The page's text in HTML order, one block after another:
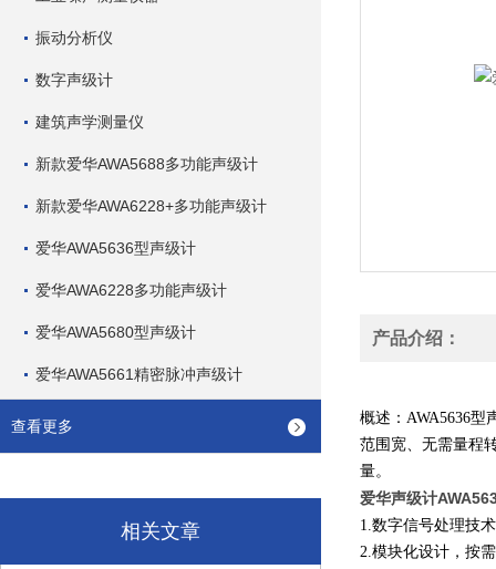
振动分析仪
数字声级计
建筑声学测量仪
新款爱华AWA5688多功能声级计
新款爱华AWA6228+多功能声级计
爱华AWA5636型声级计
爱华AWA6228多功能声级计
爱华AWA5680型声级计
爱华AWA5661精密脉冲声级计
查看更多
相关文章
产品介绍：
概述：AWA5636
范围宽、无需量程
量。
爱华声级计
1.数字信号处理技
2.模块化设计，按